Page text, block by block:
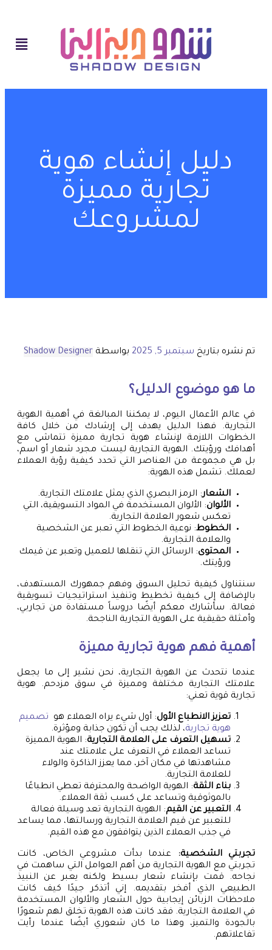
دليل إنشاء هوية
تجارية مميزة
لمشروعك
تم نشره بتاريخ سبتمبر 5, 2025 بواسطة Shadow Designer
ما هو موضوع الدليل؟
في عالم الأعمال اليوم، لا يمكننا المبالغة في أهمية الهوية
التجارية. فهذا الدليل يهدف إلى إرشادك من خلال كافة
الخطوات اللازمة لإنشاء هوية تجارية مميزة تتماشى مع
أهدافك ورؤيتك. الهوية التجارية ليست مجرد شعار أو اسم،
بل هي مجموعة من العناصر التي تحدد كيفية رؤية العملاء
لعملك. تشمل هذه الهوية:
الشعار: الرمز البصري الذي يمثل علامتك التجارية.
الألوان: الألوان المستخدمة في المواد التسويقية، التي
تعكس شعور العلامة التجارية.
الخطوط: نوعية الخطوط التي تعبر عن الشخصية
والعلامة التجارية.
المحتوى: الرسائل التي تنقلها للعميل وتعبر عن قيمك
ورؤيتك.
سنتناول كيفية تحليل السوق وفهم جمهورك المستهدف،
بالإضافة إلى كيفية تخطيط وتنفيذ استراتيجيات تسويقية
فعالة. سأشارك معكم أيضًا دروساً مستفادة من تجاربي،
وأمثلة حقيقية على الهوية التجارية الناجحة.
أهمية فهم هوية تجارية مميزة
عندما نتحدث عن الهوية التجارية، نحن نشير إلى ما يجعل
علامتك التجارية مختلفة ومميزة في سوق مزدحم. هوية
تجارية قوية تعني:
تعزيز الانطباع الأول: أول شيء يراه العملاء هو تصميم
هوية تجارية، لذلك يجب أن تكون جذابة ومؤثرة.
تسهيل التعرف على العلامة التجارية: الهوية المميزة
تساعد العملاء في التعرف على علامتك عند
مشاهدتها في مكان آخر، مما يعزز الذاكرة والولاء
للعلامة التجارية.
بناء الثقة: الهوية الواضحة والمحترفة تعطي انطباعًا
بالموثوقية وتساعد على كسب ثقة العملاء.
التعبير عن القيم: الهوية التجارية تعد وسيلة فعالة
للتعبير عن قيم العلامة التجارية ورسالتها، مما يساعد
في جذب العملاء الذين يتوافقون مع هذه القيم.
تجربتي الشخصية:
عندما بدأت مشروعي الخاص، كانت
تجربتي مع الهوية التجارية من أهم العوامل التي ساهمت في
نجاحه. قمت بإنشاء شعار بسيط ولكنه يعبر عن النبيذ
الطبيعي الذي أفخر بتقديمه. إني أتذكر جيدًا كيف كانت
ملاحظات الزبائن إيجابية حول الشعار والألوان المستخدمة
في العلامة التجارية. فقد كانت هذه الهوية تخلق لهم شعورًا
بالجودة والتميز، وهذا ما كان شعوري أيضًا عندما رأيت
تفاعلاتهم.